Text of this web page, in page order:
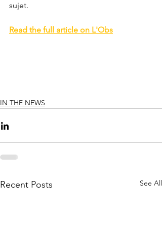
sujet.
Read the full article on L'Obs
IN THE NEWS
Recent Posts See All